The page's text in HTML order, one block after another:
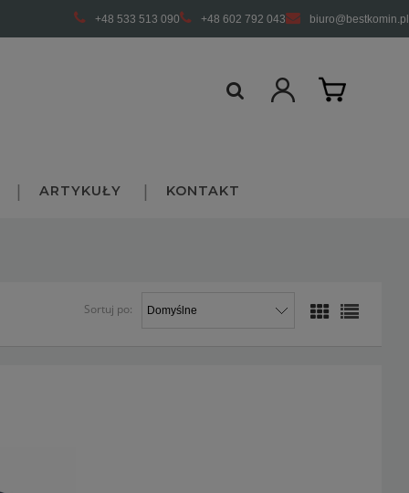
+48 533 513 090 +48 602 792 043 biuro@bestkomin.pl
ARTYKUŁY KONTAKT
Sortuj po: